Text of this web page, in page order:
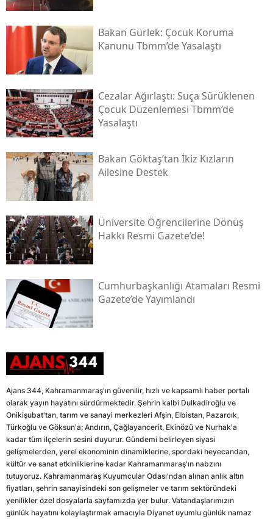
Bakan Gürlek: Çocuk Koruma
Kanunu Tbmm’de Yasalaştı
Cezalar Ağırlaştı: Suça Sürüklenen
Çocuk Düzenlemesi Tbmm’de
Yasalaştı
Bakan Göktaş’tan İkiz Kızların
Ailesine Destek
Üniversite Öğrencilerine Dönüş
Hakkı Resmi Gazete’de!
Cumhurbaşkanlığı Atamaları Resmi
Gazete’de Yayımlandı
Ajans 344, Kahramanmaraş'ın güvenilir, hızlı ve kapsamlı haber portalı
olarak yayın hayatını sürdürmektedir. Şehrin kalbi Dulkadiroğlu ve
Onikişubat'tan, tarım ve sanayi merkezleri Afşin, Elbistan, Pazarcık,
Türkoğlu ve Göksun'a; Andırın, Çağlayancerit, Ekinözü ve Nurhak'a
kadar tüm ilçelerin sesini duyurur. Gündemi belirleyen siyasi
gelişmelerden, yerel ekonominin dinamiklerine, spordaki heyecandan,
kültür ve sanat etkinliklerine kadar Kahramanmaraş'ın nabzını
tutuyoruz. Kahramanmaraş Kuyumcular Odası'ndan alınan anlık altın
fiyatları, şehrin sanayisindeki son gelişmeler ve tarım sektöründeki
yenilikler özel dosyalarla sayfamızda yer bulur. Vatandaşlarımızın
günlük hayatını kolaylaştırmak amacıyla Diyanet uyumlu günlük namaz